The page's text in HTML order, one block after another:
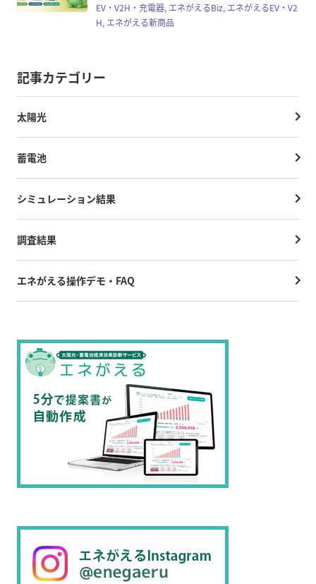
EV・V2H・充電器, エネがえるBiz, エネがえるEV・V2
H, エネがえる新商品
記事カテゴリー
太陽光
蓄電池
シミュレーション結果
調査結果
エネがえる操作デモ・FAQ